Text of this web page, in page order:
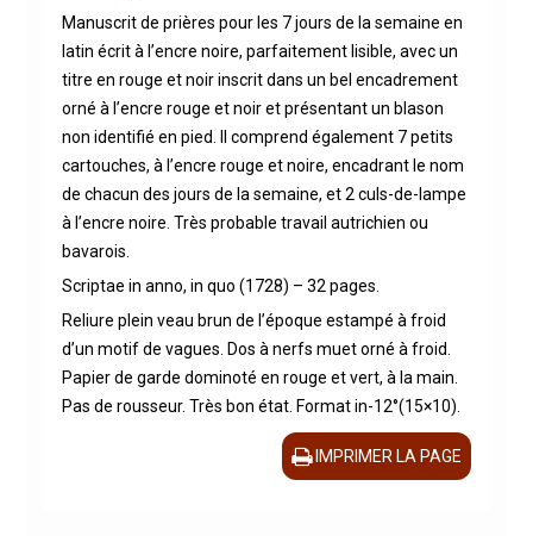
Manuscrit de prières pour les 7 jours de la semaine en
latin écrit à l’encre noire, parfaitement lisible, avec un
titre en rouge et noir inscrit dans un bel encadrement
orné à l’encre rouge et noir et présentant un blason
non identifié en pied. Il comprend également 7 petits
cartouches, à l’encre rouge et noire, encadrant le nom
de chacun des jours de la semaine, et 2 culs-de-lampe
à l’encre noire. Très probable travail autrichien ou
bavarois.
Scriptae in anno, in quo (1728) – 32 pages.
Reliure plein veau brun de l’époque estampé à froid
d’un motif de vagues. Dos à nerfs muet orné à froid.
Papier de garde dominoté en rouge et vert, à la main.
Pas de rousseur. Très bon état. Format in-12°(15×10).
IMPRIMER LA PAGE